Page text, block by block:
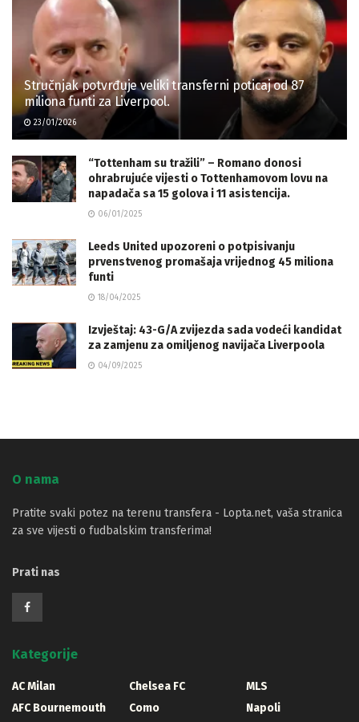
Stručnjak potvrđuje veliki transferni poticaj od 87
miliona funti za Liverpool.
23/01/2026
“Tottenham su tražili” – Romano donosi
ohrabrujuće vijesti o Tottenhamovom lovu na
napadača sa 15 golova i 11 asistencija.
06/01/2025
Leeds United upozoreni o potpisivanju
prvenstvenog promašaja vrijednog 45 miliona
funti
18/04/2025
Izvještaj: 43-G/A zvijezda sada vodeći kandidat
za zamjenu za omiljenog navijača Liverpoola
04/09/2025
O nama
Pratite svaki potez na terenu transfera - Lopta.net, vaša stranica
za sve vijesti o fudbalskim transferima!
Prati nas
Kategorije
AC Milan
AFC Bournemouth
Chelsea FC
Como
MLS
Napoli